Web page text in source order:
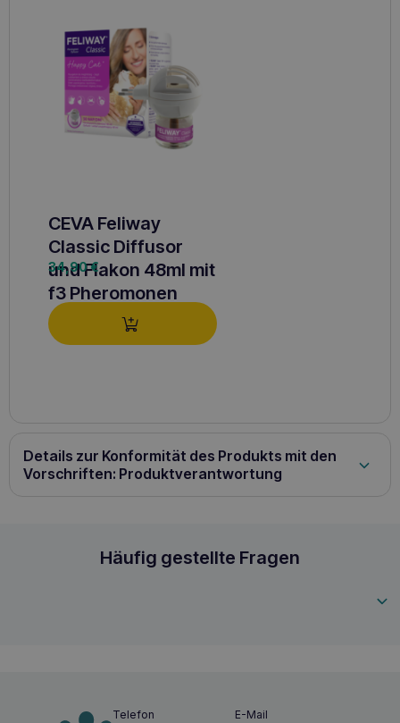
CEVA Feliway
Classic Diffusor
und Flakon 48ml mit
f3 Pheromonen
34,90€
Details zur Konformität des Produkts mit den
Vorschriften: Produktverantwortung
CEVA Feliway Classic Kartusche 48ml mit
Häufig gestellte Fragen
Telefon E-Mail